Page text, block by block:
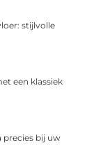
stijlvolle
een klassiek
precies bij uw